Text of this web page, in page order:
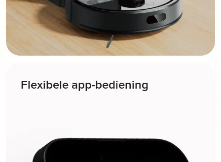
Flexibele app-bediening